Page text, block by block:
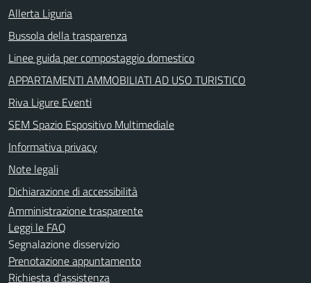
Allerta Liguria
Bussola della trasparenza
Linee guida per compostaggio domestico
APPARTAMENTI AMMOBILIATI AD USO TURISTICO
Riva Ligure Eventi
SEM Spazio Espositivo Multimediale
Informativa privacy
Note legali
Dichiarazione di accessibilità
Amministrazione trasparente
Leggi le FAQ
Segnalazione disservizio
Prenotazione appuntamento
Richiesta d'assistenza